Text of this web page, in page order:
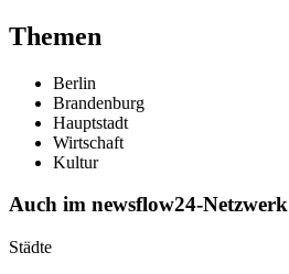
Themen
Berlin
Brandenburg
Hauptstadt
Wirtschaft
Kultur
Auch im newsflow24-Netzwerk
Städte